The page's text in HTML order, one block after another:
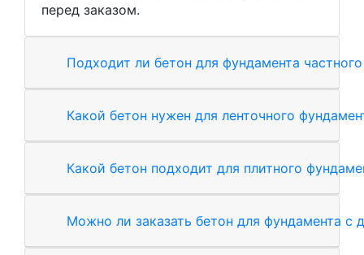
перед заказом.
Подходит ли бетон для фундамента
Какой бетон нужен для ленточного
Какой бетон подходит для плитного
Можно ли заказать бетон для фундамента с